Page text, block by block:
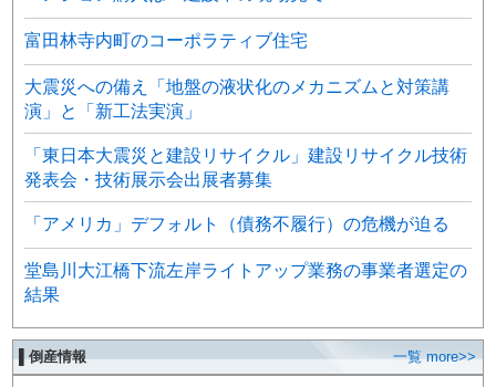
富田林寺内町のコーポラティブ住宅
大震災への備え「地盤の液状化のメカニズムと対策講
演」と「新工法実演」
「東日本大震災と建設リサイクル」建設リサイクル技術
発表会・技術展示会出展者募集
「アメリカ」デフォルト（債務不履行）の危機が迫る
堂島川大江橋下流左岸ライトアップ業務の事業者選定の
結果
▌倒産情報 一覧 more>>